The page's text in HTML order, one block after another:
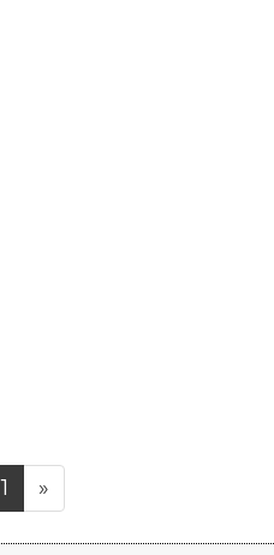
1 »